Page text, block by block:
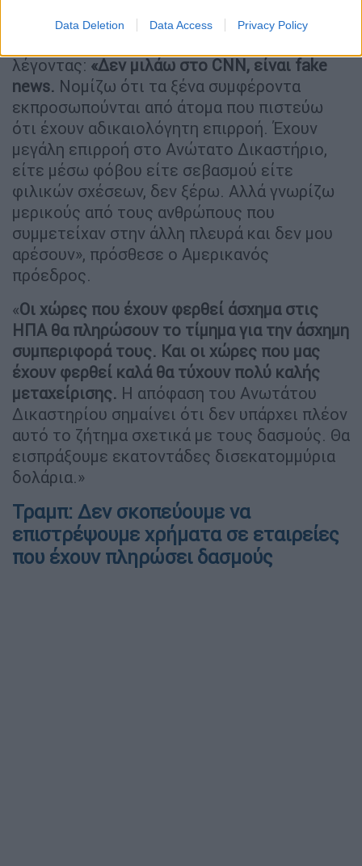
Data Deletion Data Access Privacy Policy
Στη συνέχεια, ο Τραμπ αρνήθηκε να δεχθεί
λέγοντας: «Δεν μιλάω στο CNN, είναι fake
news. Νομίζω ότι τα ξένα συμφέροντα
εκπροσωπούνται από άτομα που πιστεύω
ότι έχουν αδικαιολόγητη επιρροή. Έχουν
μεγάλη επιρροή στο Ανώτατο Δικαστήριο,
είτε μέσω φόβου είτε σεβασμού είτε
φιλικών σχέσεων, δεν ξέρω. Αλλά γνωρίζω
μερικούς από τους ανθρώπους που
συμμετείχαν στην άλλη πλευρά και δεν μου
αρέσουν», πρόσθεσε ο Αμερικανός
πρόεδρος.
«Οι χώρες που έχουν φερθεί άσχημα στις
ΗΠΑ θα πληρώσουν το τίμημα για την άσχημη
συμπεριφορά τους. Και οι χώρες που μας
έχουν φερθεί καλά θα τύχουν πολύ καλής
μεταχείρισης. Η απόφαση του Ανωτάτου
Δικαστηρίου σημαίνει ότι δεν υπάρχει πλέον
αυτό το ζήτημα σχετικά με τους δασμούς. Θα
εισπράξουμε εκατοντάδες δισεκατομμύρια
δολάρια.»
Τραμπ: Δεν σκοπεύουμε να
επιστρέψουμε χρήματα σε εταιρείες
που έχουν πληρώσει δασμούς